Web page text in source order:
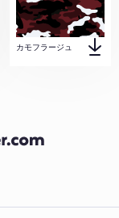
カモフラージュ